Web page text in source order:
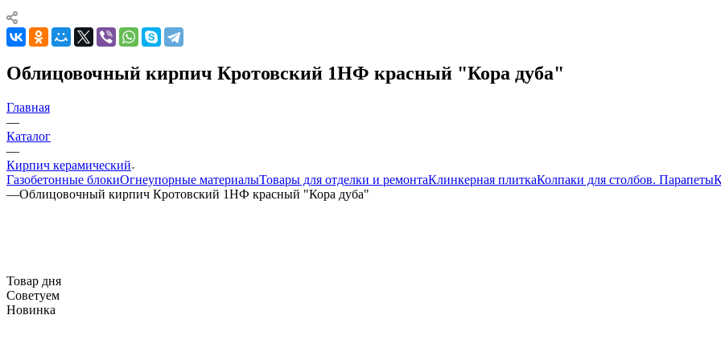
Облицовочный кирпич Кротовский 1НФ красный "Кора дуба"
Главная
—
Каталог
—
Кирпич керамический
Газобетонные блокиОгнеупорные материалыТовары для отделки и ремонтаКлинкерная плиткаКолпаки для столбов. Парапеты
—Облицовочный кирпич Кротовский 1НФ красный "Кора дуба"
Товар дня
Советуем
Новинка